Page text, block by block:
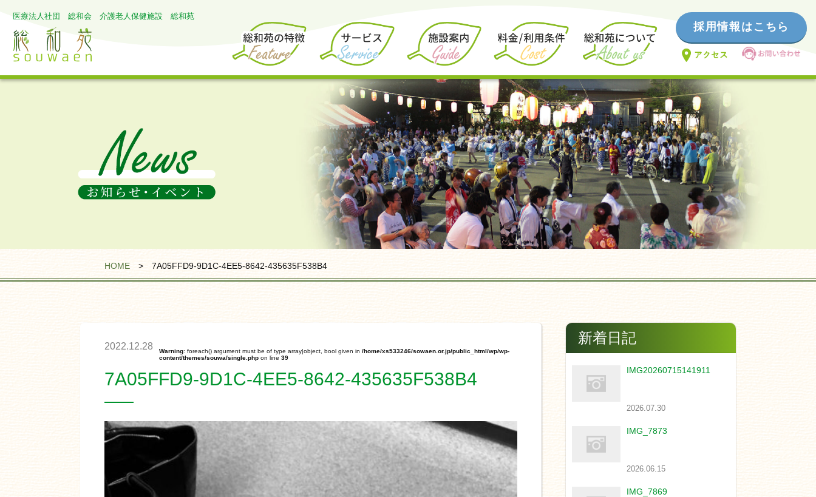
医療法人社団 総和会 介護老人保健施設 総和苑
採用情報はこちら
HOME >7A05FFD9-9D1C-4EE5-8642-435635F538B4
2022.12.28 Warning: foreach() argument must be of type array|object, bool given in /home/xs533246/sowaen.or.jp/public_html/wp/wp-
content/themes/souwa/single.php on line 39
7A05FFD9-9D1C-4EE5-8642-435635F538B4
新着日記
IMG20260715141911
2026.07.30
IMG_7873
2026.06.15
IMG_7869